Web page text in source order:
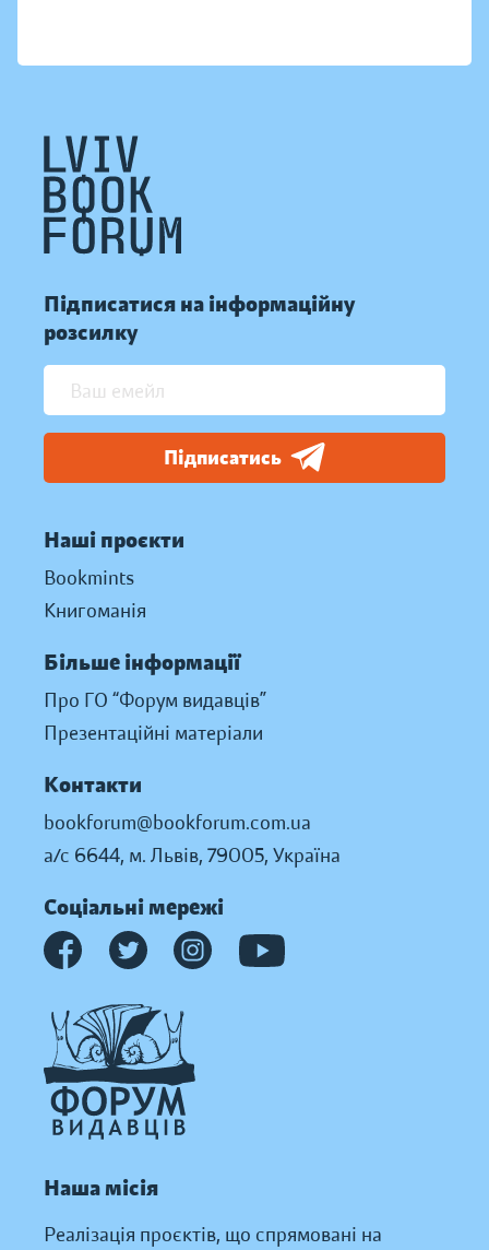
Підписатися на інформаційну
розсилку
Підписатись
Наші проєкти
Bookmints
Книгоманія
Більше інформації
Про ГО “Форум видавців”
Презентаційні матеріали
Контакти
bookforum@bookforum.com.ua
а/с 6644, м. Львів, 79005, Україна
Соціальні мережі
Наша місія
Реалізація проєктів, що спрямовані на